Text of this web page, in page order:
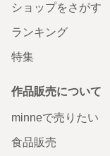
ショップをさがす
ランキング
特集
作品販売について
minneで売りたい
食品販売